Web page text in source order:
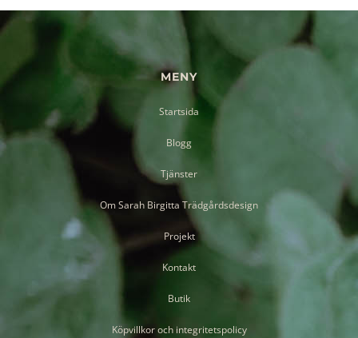
MENY
Startsida
Blogg
Tjänster
Om Sarah Birgitta Trädgårdsdesign
Projekt
Kontakt
Butik
Köpvillkor och integritetspolicy